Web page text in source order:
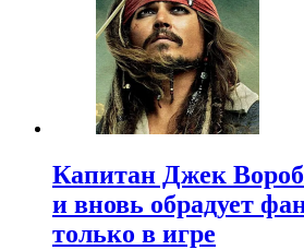
Капитан Джек
и вновь обрадует
только в игре